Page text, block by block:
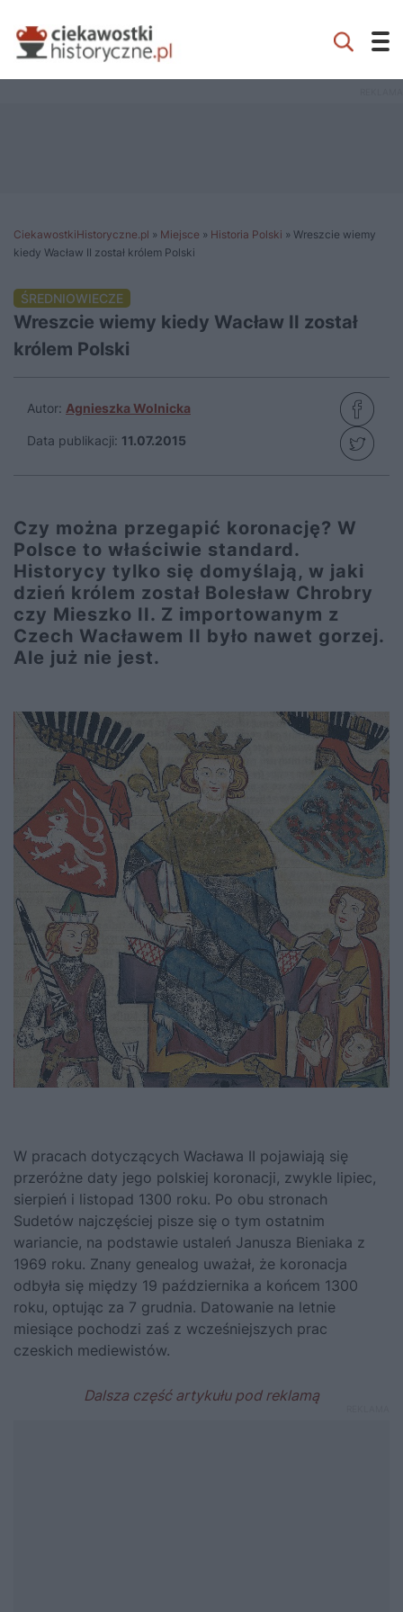
CiekawostkiHistoryczne.pl » Miejsce » Historia Polski » Wreszcie wiemy
kiedy Wacław II został królem Polski
ŚREDNIOWIECZE
Wreszcie wiemy kiedy Wacław II został
królem Polski
Autor: Agnieszka Wolnicka
Data publikacji: 11.07.2015
Czy można przegapić koronację? W
Polsce to właściwie standard.
Historycy tylko się domyślają, w jaki
dzień królem został Bolesław Chrobry
czy Mieszko II. Z importowanym z
Czech Wacławem II było nawet gorzej.
Ale już nie jest.
W pracach dotyczących Wacława II pojawiają się
przeróżne daty jego polskiej koronacji, zwykle lipiec,
sierpień i listopad 1300 roku. Po obu stronach
Sudetów najczęściej pisze się o tym ostatnim
wariancie, na podstawie ustaleń Janusza Bieniaka z
1969 roku. Znany genealog uważał, że koronacja
odbyła się między 19 października a końcem 1300
roku, optując za 7 grudnia. Datowanie na letnie
miesiące pochodzi zaś z wcześniejszych prac
czeskich mediewistów.